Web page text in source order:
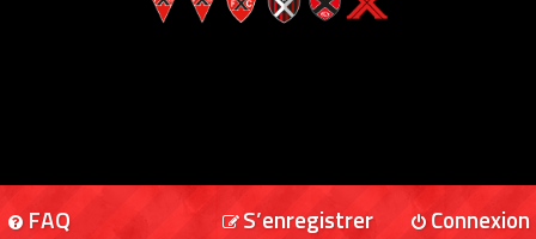
FAQ Connexion
S’enregistrer